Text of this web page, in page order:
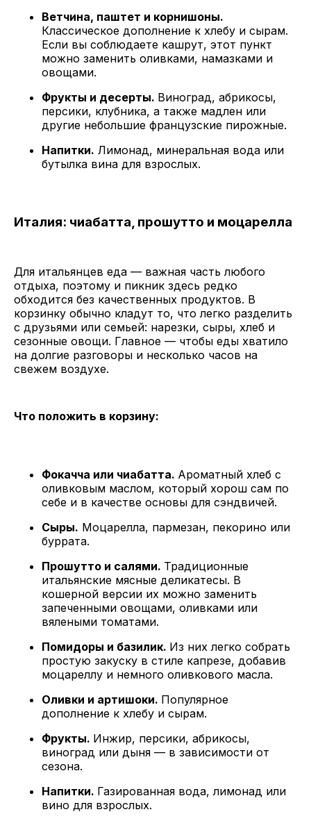
Ветчина, паштет и корнишоны.
Классическое дополнение к хлебу и сырам.
Если вы соблюдаете кашрут, этот пункт
можно заменить оливками, намазками и
овощами.
Фрукты и десерты. Виноград, абрикосы,
персики, клубника, а также мадлен или
другие небольшие французские пирожные.
Напитки. Лимонад, минеральная вода или
бутылка вина для взрослых.
Италия: чиабатта, прошутто и моцарелла
Для итальянцев еда — важная часть любого
отдыха, поэтому и пикник здесь редко
обходится без качественных продуктов. В
корзинку обычно кладут то, что легко разделить
с друзьями или семьей: нарезки, сыры, хлеб и
сезонные овощи. Главное — чтобы еды хватило
на долгие разговоры и несколько часов на
свежем воздухе.
Что положить в корзину:
Фокачча или чиабатта. Ароматный хлеб с
оливковым маслом, который хорош сам по
себе и в качестве основы для сэндвичей.
Сыры. Моцарелла, пармезан, пекорино или
буррата.
Прошутто и салями. Традиционные
итальянские мясные деликатесы. В
кошерной версии их можно заменить
запеченными овощами, оливками или
вялеными томатами.
Помидоры и базилик. Из них легко собрать
простую закуску в стиле капрезе, добавив
моцареллу и немного оливкового масла.
Оливки и артишоки. Популярное
дополнение к хлебу и сырам.
Фрукты. Инжир, персики, абрикосы,
виноград или дыня — в зависимости от
сезона.
Напитки. Газированная вода, лимонад или
вино для взрослых.